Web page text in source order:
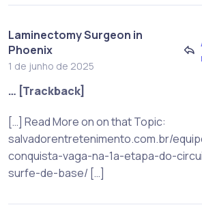
Laminectomy Surgeon in
Phoenix
1 de junho de 2025
… [Trackback]
[…] Read More on on that Topic:
salvadorentretenimento.com.br/
conquista-vaga-na-1a-etapa-do-
surfe-de-base/ […]